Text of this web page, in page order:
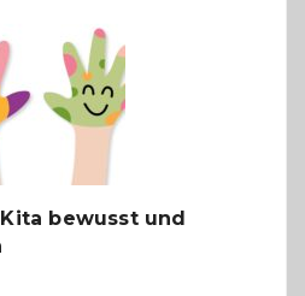
bewusst und